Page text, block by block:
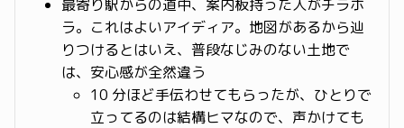
最寄り駅からの道中、案内板持った人がチラホ
ラ。これはよいアイディア。地図があるから辿
りつけるとはいえ、普段なじみのない土地で
は、安心感が全然違う
10 分ほど手伝わせてもらったが、ひとりで
立ってるのは結構ヒマなので、声かけても